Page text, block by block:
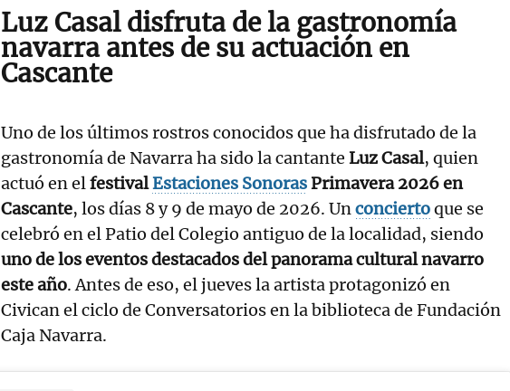
Luz Casal disfruta de la gastronomía
navarra antes de su actuación en
Cascante
Uno de los últimos rostros conocidos que ha disfrutado de la
gastronomía de Navarra ha sido la cantante Luz Casal, quien
actuó en elfestivalEstaciones SonorasPrimavera 2026 en
Cascante, los días 8 y 9 de mayo de 2026. Unconciertoque se
celebró en el Patio del Colegio antiguo de la localidad, siendo
uno de los eventos destacados del panorama cultural navarro
este año. Antes de eso, el jueves la artista protagonizó en
Civican el ciclo de Conversatorios en la biblioteca de Fundación
Caja Navarra.